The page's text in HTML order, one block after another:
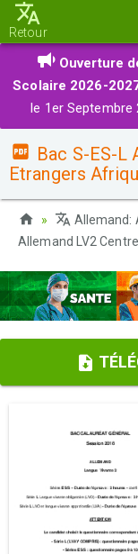
Retour
Ouverture
Scolaire 2026-
le 1er Septembre
Bac S-ES-L
Etrangers
Allemand:
Allemand LV2